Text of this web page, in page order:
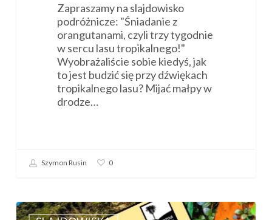
Zapraszamy na slajdowisko
podróżnicze: "Śniadanie z
orangutanami, czyli trzy tygodnie
w sercu lasu tropikalnego!"
Wyobrażaliście sobie kiedyś, jak
to jest budzić się przy dźwiękach
tropikalnego lasu? Mijać małpy w
drodze…
Szymon Rusin 0
Zaproszenie